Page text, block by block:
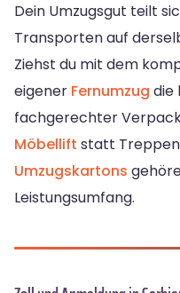
Dein Umzugsgut teilt
Transporten auf
Ziehst du mit dem
eigener Fernumzug die
fachgerechter
Möbellift statt
Umzugskartons
Leistungsumfang.